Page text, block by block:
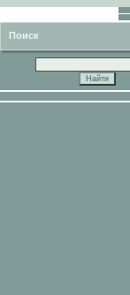
Поиск